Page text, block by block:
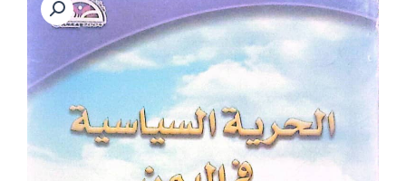
"الحرية
السياسية
في
اليمن
1998)"